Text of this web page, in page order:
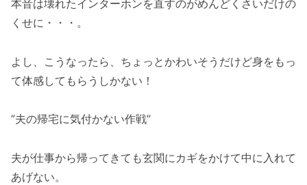
本音は壊れたインターホンを直すのがめんどくさいだけの
くせに・・・。
よし、こうなったら、ちょっとかわいそうだけど身をもっ
て体感してもらうしかない！
”夫の帰宅に気付かない作戦”
夫が仕事から帰ってきても玄関にカギをかけて中に入れて
あげない。